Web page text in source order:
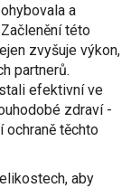
a
této
zvyšuje výkon,
partnerů.
efektivní ve
zdraví -
ochraně těchto
aby